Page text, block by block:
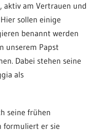
aktiv am Vertrauen und
sollen einige
benannt werden
unserem Papst
Dabei stehen seine
als
seine frühen
formuliert er sie